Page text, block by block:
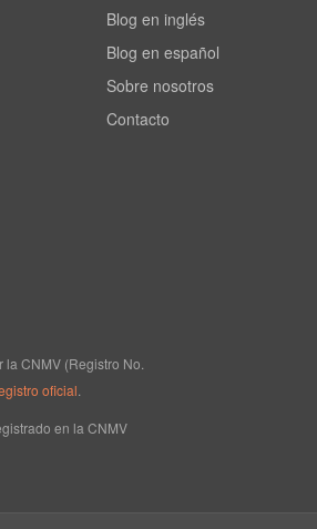
Blog en inglés
Blog en español
Sobre nosotros
Contacto
CNMV (Registro No.
oficial
en la CNMV